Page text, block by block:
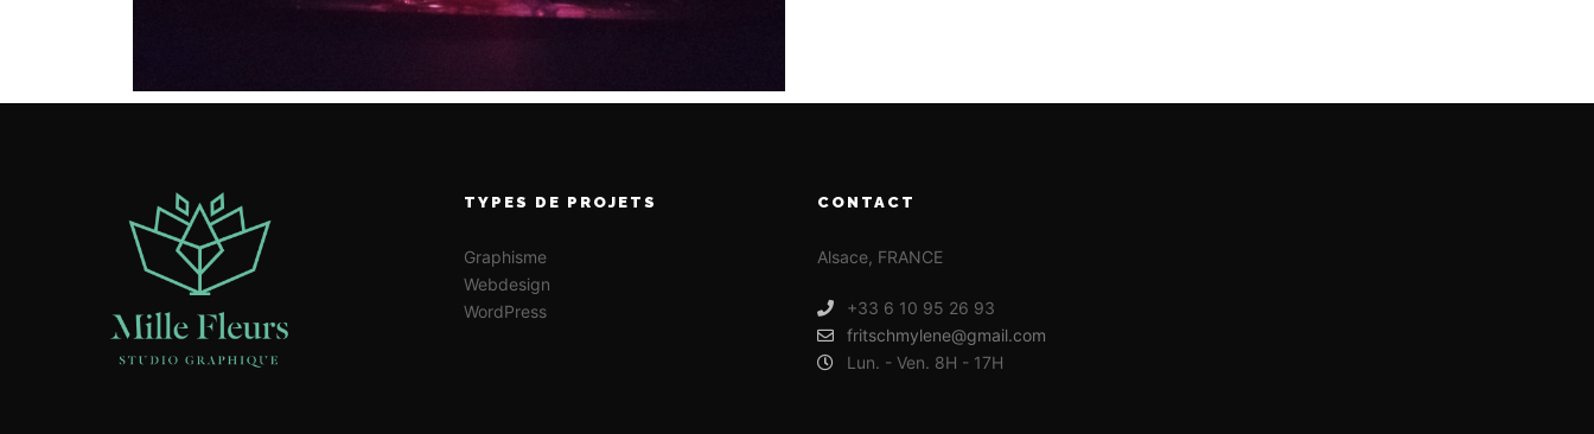
TYPES DE PROJETS
Graphisme
Webdesign
WordPress
CONTACT
Alsace, FRANCE
+33 6 10 95 26 93
fritschmylene@gmail.com
Lun. - Ven. 8H - 17H